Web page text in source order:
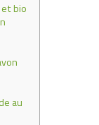
bio
au